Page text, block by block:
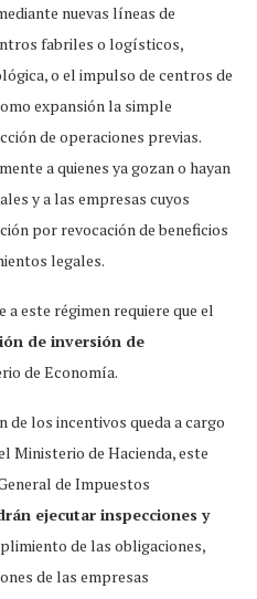
nuevas líneas de
fabriles o logísticos,
o el impulso de centros de
expansión la simple
de operaciones previas.
a quienes ya gozan o hayan
y a las empresas cuyos
por revocación de beneficios
legales.
este régimen requiere que el
de inversión de
de Economía.
los incentivos queda a cargo
Ministerio de Hacienda, este
de Impuestos
ejecutar inspecciones y
de las obligaciones,
de las empresas